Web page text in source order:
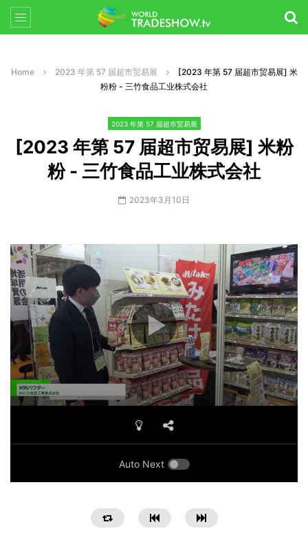
Home 2023 年第 57 届超市贸易展
[2023 年第 57 届超市贸易展] 米
粉粉 - 三竹食品工业株式会社
2023 年第 57 届超市贸易展
[2023 年第 57 届超市贸易展] 米粉
粉 - 三竹食品工业株式会社
2023年3月10日
Auto Next